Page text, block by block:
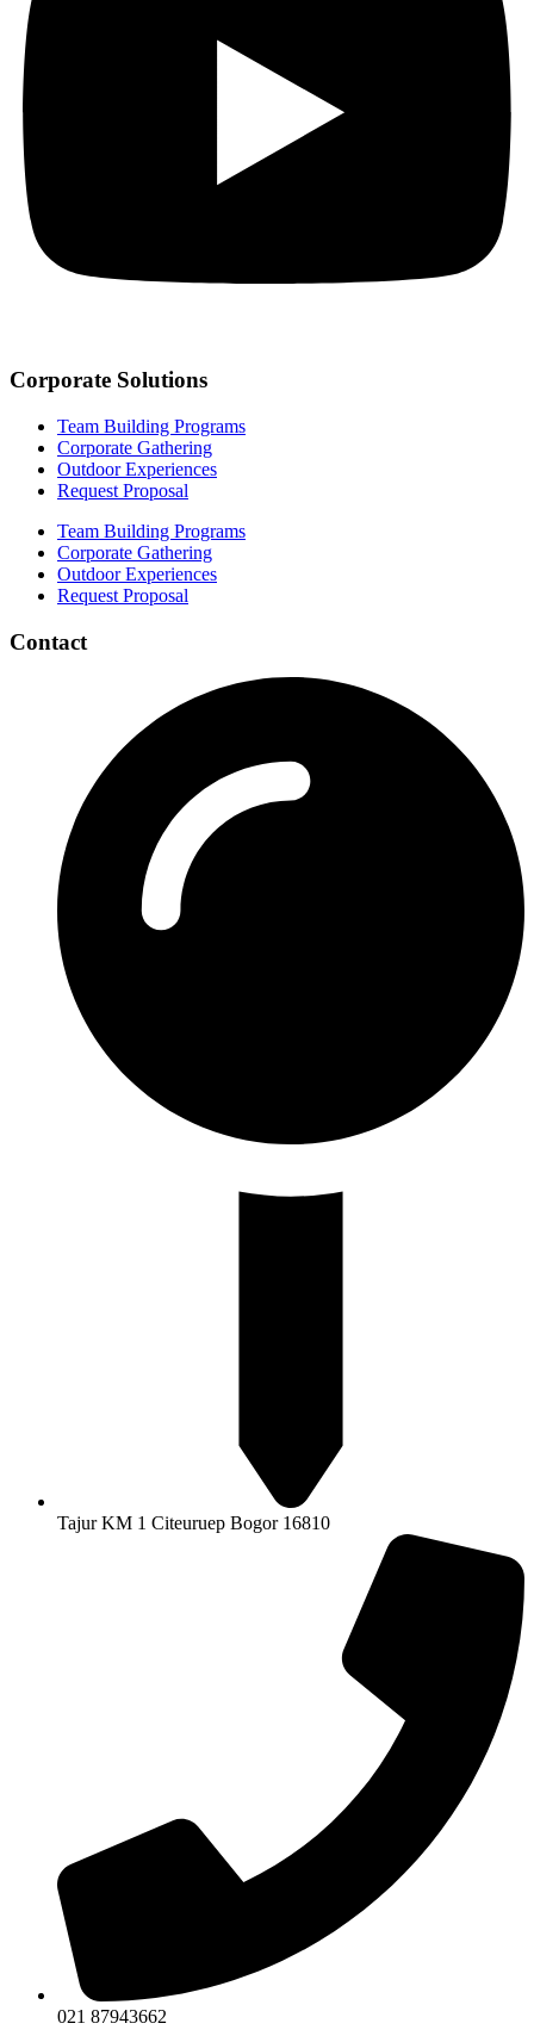
Corporate Solutions
Team Building Programs
Corporate Gathering
Outdoor Experiences
Request Proposal
Team Building Programs
Corporate Gathering
Outdoor Experiences
Request Proposal
Contact
Tajur KM 1 Citeuruep Bogor 16810
021 87943662